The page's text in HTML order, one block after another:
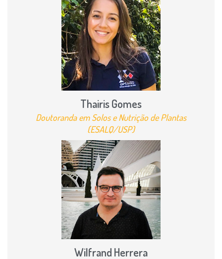
Thairis Gomes
Doutoranda em Solos e Nutrição de Plantas
(ESALQ/USP)
Wilfrand Herrera